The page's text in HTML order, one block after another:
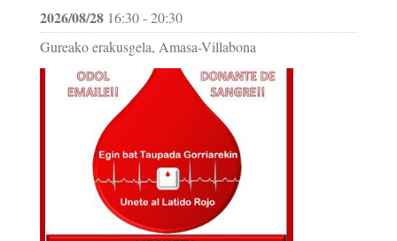
2026/08/28 16:30 - 20:30
Gureako erakusgela, Amasa-Villabona